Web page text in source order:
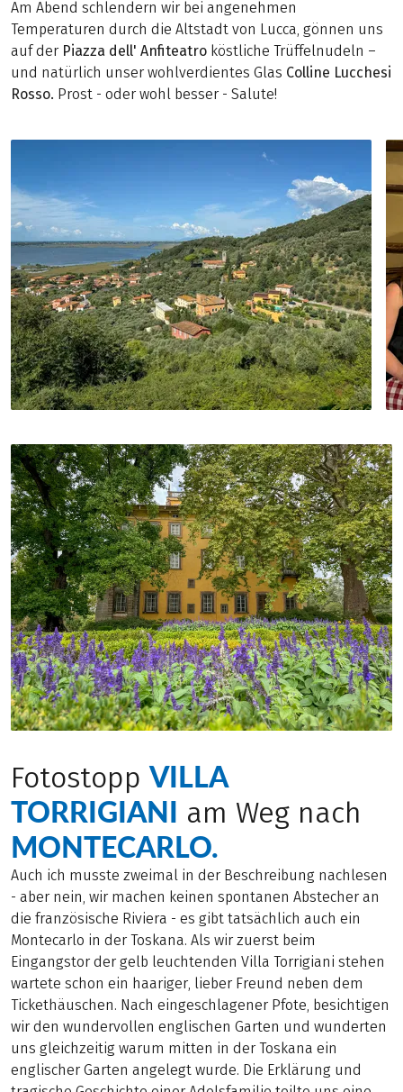
Am Abend schlendern wir bei angenehmen
Temperaturen durch die Altstadt von Lucca, gönnen uns
auf der Piazza dell' Anfiteatro köstliche Trüffelnudeln –
und natürlich unser wohlverdientes Glas Colline Lucchesi
Rosso. Prost - oder wohl besser - Salute!
FotostoppVILLA
TORRIGIANI am Weg nach
MONTECARLO.
Auch ich musste zweimal in der Beschreibung nachlesen
- aber nein, wir machen keinen spontanen Abstecher an
die französische Riviera - es gibt tatsächlich auch ein
Montecarlo in der Toskana. Als wir zuerst beim
Eingangstor der gelb leuchtenden Villa Torrigiani stehen
wartete schon ein haariger, lieber Freund neben dem
Tickethäuschen. Nach eingeschlagener Pfote, besichtigen
wir den wundervollen englischen Garten und wunderten
uns gleichzeitig warum mitten in der Toskana ein
englischer Garten angelegt wurde. Die Erklärung und